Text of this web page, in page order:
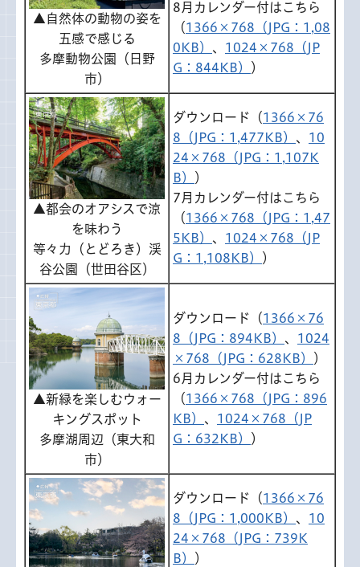
▲自然体の動物の姿を
五感で感じる
多摩動物公園（日野
市）
8月カレンダー付はこちら
（1366×768（JPG：1,08
0KB） 、 1024×768（JP
G：844KB）
）
▲都会のオアシスで涼
を味わう
等々力（とどろき）渓
谷公園（世田谷区）
ダウンロード（1366×76
8（JPG：1,477KB） 、 10
24×768（JPG：1,107K
B）
）
7月カレンダー付はこちら
（1366×768（JPG：1,47
5KB） 、 1024×768（JP
G：1,108KB）
）
▲新緑を楽しむウォー
キングスポット
多摩湖周辺（東大和
市）
ダウンロード（1366×76
8（JPG：894KB） 、 1024
×768（JPG：628KB）
）
6月カレンダー付はこちら
（1366×768（JPG：896
KB） 、 1024×768（JP
G：632KB）
）
ダウンロード（1366×76
8（JPG：1,000KB） 、 10
24×768（JPG：739K
B）
）